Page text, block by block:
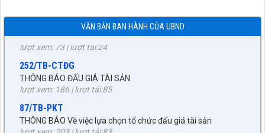
VĂN BẢN BAN HÀNH CỦA UBND
xã Tuần Giáo
lượt xem: 73 | lượt tải:24
252/TB-CTĐG
THÔNG BÁO ĐẤU GIÁ TÀI SẢN
lượt xem: 186 | lượt tải:85
87/TB-PKT
THÔNG BÁO Về việc lựa chọn tổ chức đấu giá tài sản
lượt xem: 203 | lượt tải:83